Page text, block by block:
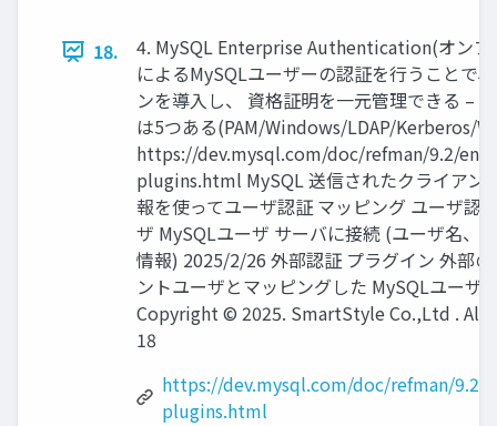
18.
4. MySQL Enterprise Authentication(オン
によるMySQLユーザーの認証を行うことで
ンを導入し、 資格証明を一元管理できる –
は5つある(PAM/Windows/LDAP/Kerberos/
https://dev.mysql.com/doc/refman/9.2/en/
plugins.html MySQL 送信されたクライアン
報を使ってユーザ認証 マッピング ユーザ認
ザ MySQLユーザ サーバに接続 (ユーザ名、
情報) 2025/2/26 外部認証 プラグイン 外部
ントユーザとマッピングした MySQLユーザ
Copyright © 2025. SmartStyle Co.,Ltd . All
18
https://dev.mysql.com/doc/refman/9.2/
plugins.html